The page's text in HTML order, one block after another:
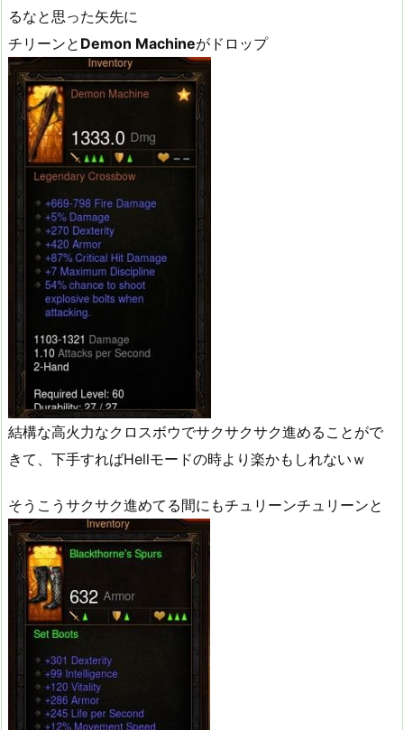
るなと思った矢先に
チリーンと Demon Machineがドロップ
結構な高火力なクロスボウでサクサクサク進めることがで
きて、下手すればHellモードの時より楽かもしれないｗ
そうこうサクサク進めてる間にもチュリーンチュリーンと